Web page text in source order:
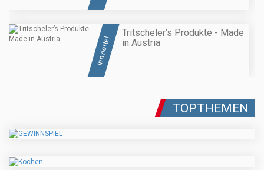
Innviertel
Tritscheler’s Produkte - Made
in Austria
TOPTHEMEN